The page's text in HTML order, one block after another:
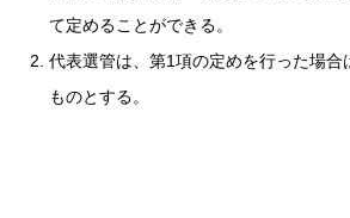
て定めることができる。
代表選管は、第1項の定めを行った場合
ものとする。